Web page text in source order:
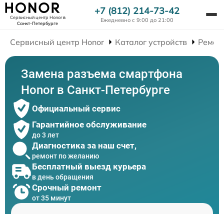
Сервисный центр Honorв
Санкт-Петербурге
+7 (812) 214-73-42
Ежедневно с 9:00 до 21:00
Сервисный центр Honor Каталог устройств
Замена разъема смартфона
Honor в Санкт-Петербурге
Официальный сервис
Гарантийное обслуживание
до 3 лет
Диагностика за наш счет,
ремонт по желанию
Бесплатный выезд курьера
в день обращения
Срочный ремонт
от 35 минут